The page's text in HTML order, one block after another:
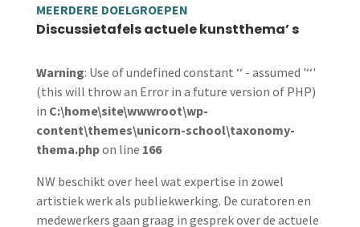
MEERDERE DOELGROEPEN
Discussietafels actuele kunstthema’ s
Warning: Use of undefined constant ‘‘ - assumed '‘‘'
(this will throw an Error in a future version of PHP)
in C:\home\site\wwwroot\wp-
content\themes\unicorn-school\taxonomy-
thema.phpon line 166
NW beschikt over heel wat expertise in zowel
artistiek werk als publiekwerking. De curatoren en
medewerkers gaan graag in gesprek over de actuele